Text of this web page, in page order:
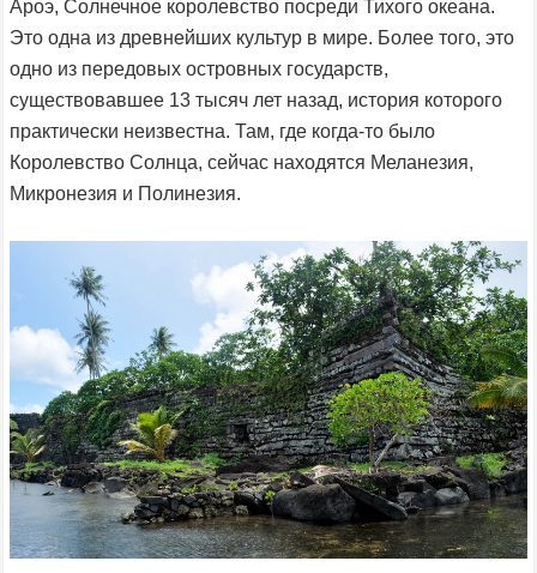
Ароэ, Солнечное королевство посреди Тихого океана.
Это одна из древнейших культур в мире. Более того, это
одно из передовых островных государств,
существовавшее 13 тысяч лет назад, история которого
практически неизвестна. Там, где когда-то было
Королевство Солнца, сейчас находятся Меланезия,
Микронезия и Полинезия.